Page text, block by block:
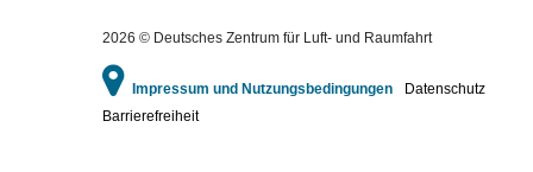
2026 © Deutsches Zentrum für Luft- und Raumfahrt
Impressum und Nutzungsbedingungen
Datenschutz
Barrierefreiheit